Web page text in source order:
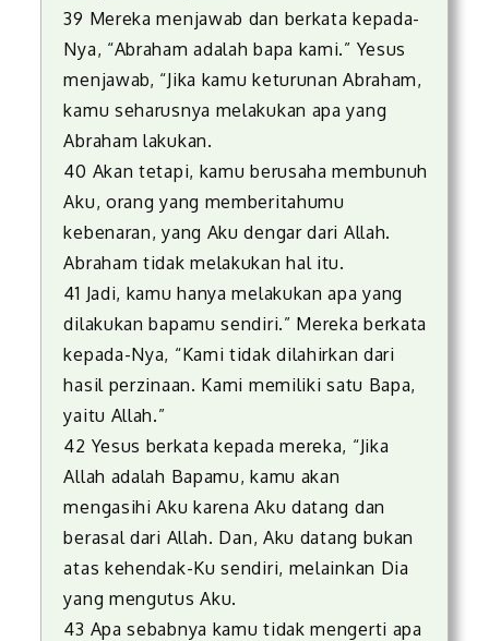
39 Mereka menjawab dan berkata kepada-
Nya, “Abraham adalah bapa kami.” Yesus
menjawab, “Jika kamu keturunan Abraham,
kamu seharusnya melakukan apa yang
Abraham lakukan.
40 Akan tetapi, kamu berusaha membunuh
Aku, orang yang memberitahumu
kebenaran, yang Aku dengar dari Allah.
Abraham tidak melakukan hal itu.
41 Jadi, kamu hanya melakukan apa yang
dilakukan bapamu sendiri.” Mereka berkata
kepada-Nya, “Kami tidak dilahirkan dari
hasil perzinaan. Kami memiliki satu Bapa,
yaitu Allah.”
42 Yesus berkata kepada mereka, “Jika
Allah adalah Bapamu, kamu akan
mengasihi Aku karena Aku datang dan
berasal dari Allah. Dan, Aku datang bukan
atas kehendak-Ku sendiri, melainkan Dia
yang mengutus Aku.
43 Apa sebabnya kamu tidak mengerti apa